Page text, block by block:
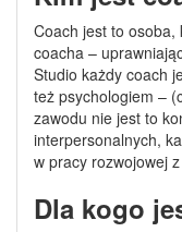
Coach jest to osoba,
coacha –
Studio każdy coach
też psychologiem –
zawodu nie jest to
interpersonalnych,
w pracy rozwojowej
Dla kogo